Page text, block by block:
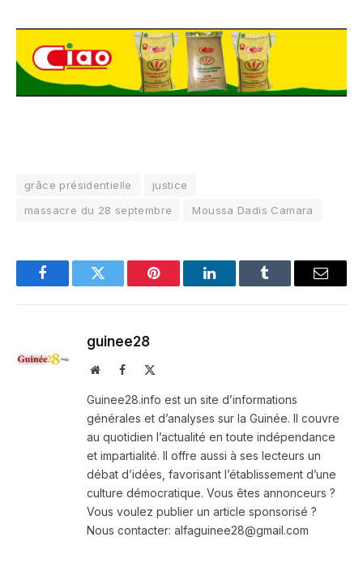
grâce présidentielle
justice
massacre du 28 septembre
Moussa Dadis Camara
FacebookTwitter Pinterest LinkedInTumblr Email
guinee28
WebsiteFacebook
Guinee28.info est un site d’informations
générales et d’analyses sur la Guinée. Il couvre
au quotidien l’actualité en toute indépendance
et impartialité. Il offre aussi à ses lecteurs un
débat d’idées, favorisant l’établissement d’une
culture démocratique. Vous êtes annonceurs ?
Vous voulez publier un article sponsorisé ?
Nous contacter: alfaguinee28@gmail.com